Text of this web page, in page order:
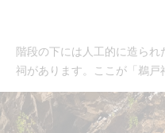
階段の下には人工的に造ら
祠があります。ここが「鵜戸